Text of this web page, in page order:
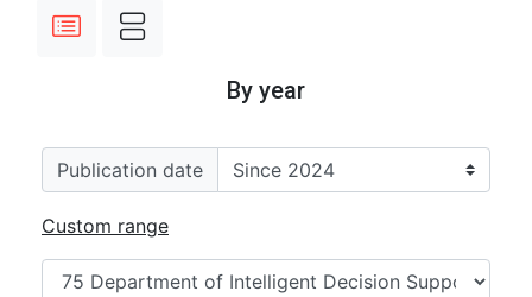
By year
Publication date
Custom range